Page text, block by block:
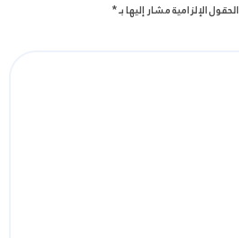
الحقول الإلزامية مشار إليها بـ*